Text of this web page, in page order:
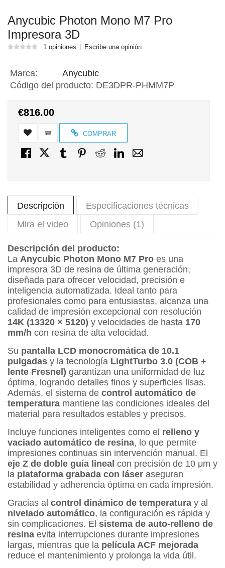
Anycubic Photon Mono M7 Pro
Impresora 3D
1 opiniones Escribe una opinión
Marca:
Anycubic
Código del producto: DE3DPR-PHMM7P
€816.00
COMPRAR
Descripción
Especificaciones técnicas
Mira el video
Opiniones (1)
Descripción del producto:
La Anycubic Photon Mono M7 Pro es una
impresora 3D de resina de última generación,
diseñada para ofrecer velocidad, precisión e
inteligencia automatizada. Ideal tanto para
profesionales como para entusiastas, alcanza una
calidad de impresión excepcional con resolución
14K (13320 × 5120) y velocidades de hasta 170
mm/h con resina de alta velocidad.
Su pantalla LCD monocromática de 10.1
pulgadas y la tecnología LightTurbo 3.0 (COB +
lente Fresnel) garantizan una uniformidad de luz
óptima, logrando detalles finos y superficies lisas.
Además, el sistema de control automático de
temperatura mantiene las condiciones ideales del
material para resultados estables y precisos.
Incluye funciones inteligentes como el relleno y
vaciado automático de resina, lo que permite
impresiones continuas sin intervención manual. El
eje Z de doble guía lineal con precisión de 10 μm y
la plataforma grabada con láser aseguran
estabilidad y adherencia óptima en cada impresión.
Gracias al control dinámico de temperatura y al
nivelado automático, la configuración es rápida y
sin complicaciones. El sistema de auto-relleno de
resina evita interrupciones durante impresiones
largas, mientras que la película ACF mejorada
reduce el mantenimiento y prolonga la vida útil.